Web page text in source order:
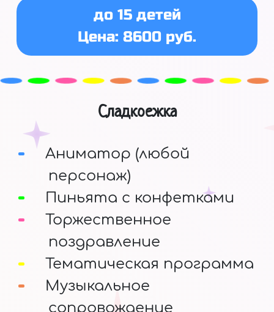
до 15 детей
Цена: 8600 руб.
Сладкоежка
Аниматор (любой
персонаж)
Пиньята с конфетками
Торжественное
поздравление
Тематическая программа
Музыкальное
сопровождение